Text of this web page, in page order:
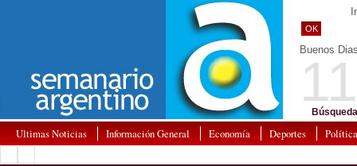
OK
Buenos
Ultimas Noticias Información General Economía Deportes Política